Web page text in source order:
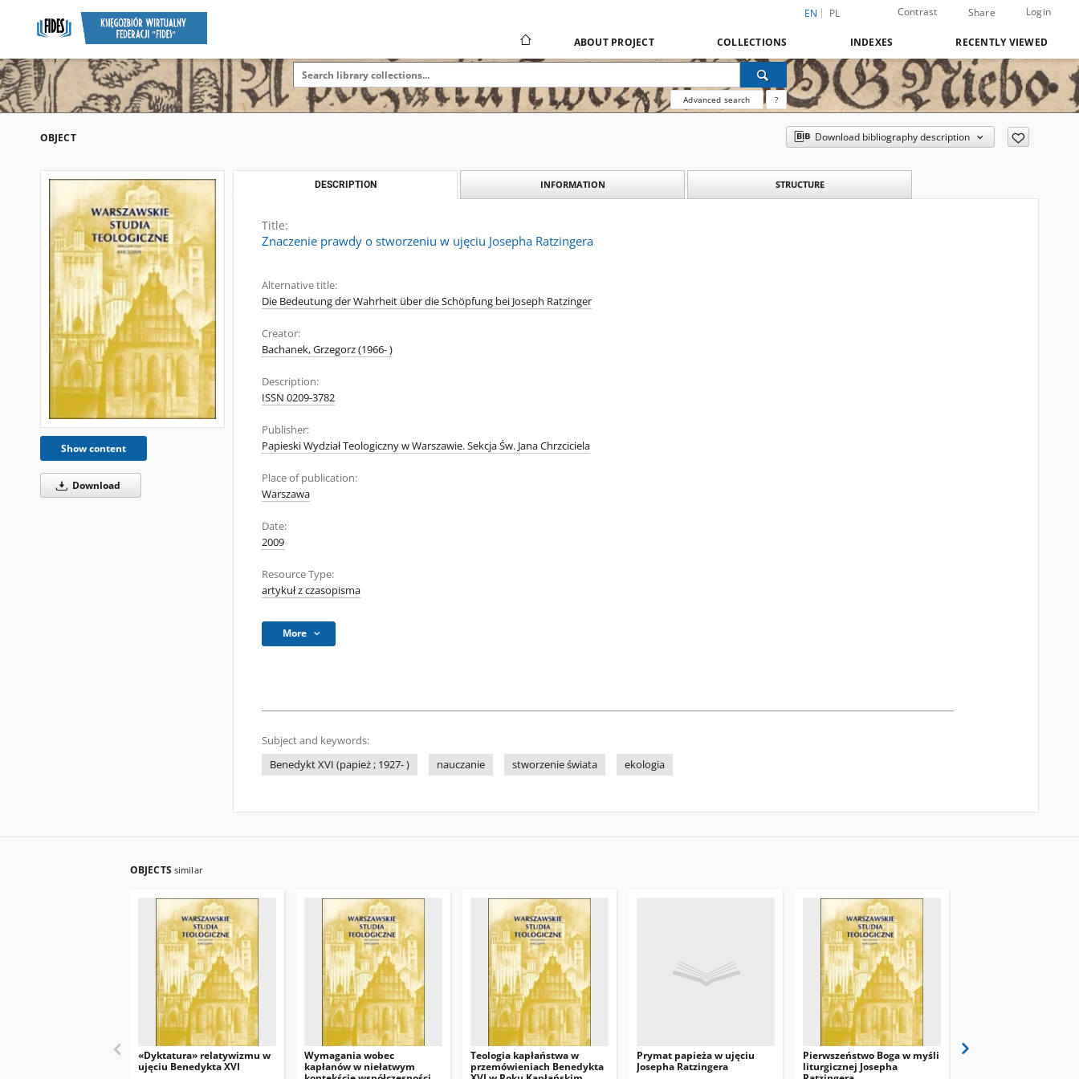
EN PL Contrast Share Login
ABOUT PROJECT COLLECTIONS INDEXES RECENTLY VIEWED
Advanced search ?
OBJECT Download bibliography description
Show content
Download
DESCRIPTION INFORMATION STRUCTURE
Title:
Znaczenie prawdy o stworzeniu w ujęciu Josepha Ratzingera
Alternative title:
Die Bedeutung der Wahrheit über die Schöpfung bei Joseph Ratzinger
Creator:
Bachanek, Grzegorz (1966- )
Description:
ISSN 0209-3782
Publisher:
Papieski Wydział Teologiczny w Warszawie. Sekcja Św. Jana Chrzciciela
Place of publication:
Warszawa
Date:
2009
Resource Type:
artykuł z czasopisma
More
Subject and keywords:
Benedykt XVI (papież ; 1927- )
nauczanie stworzenie świata ekologia
OBJECTS similar
«Dyktatura» relatywizmu w
ujęciu Benedykta XVI
Wymagania wobec
kapłanów w niełatwym
Teologia kapłaństwa w
przemówieniach Benedykta
Prymat papieża w ujęciu
Josepha Ratzingera
Pierwszeństwo Boga w myśli
liturgicznej Josepha